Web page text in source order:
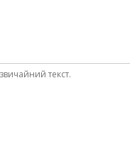
текст.